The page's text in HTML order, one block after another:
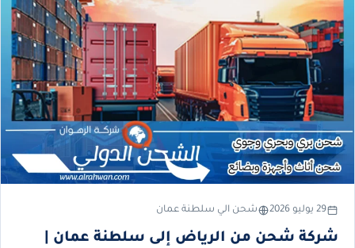
29 يوليو 2026 شحن الي سلطنة عمان
شركة شحن من الرياض إلى سلطنة عمان |